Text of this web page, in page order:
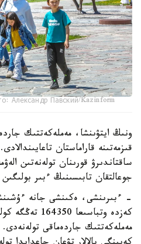
Александр Павский/Kazinform
ونىڭ ايتۋىنشا، مەملەكەتتىك
قىزمەتىنە قاراماستان
ساقتاندىرۋ قورىنان تولەنەتىن
جوعالتقان تابىسىنىڭ ءبىر
- ءبىرىنشى، ەكىنشى جانە
كەزدە وتباسىعا
مەملەكەتتىك جاردەماقى